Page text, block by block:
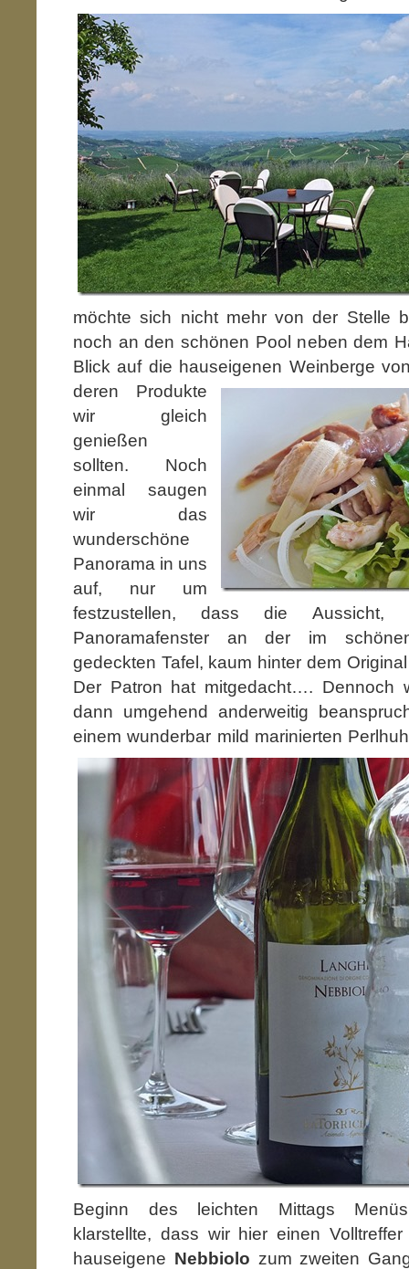
möchte sich nicht mehr von der Stelle
noch an den schönen Pool neben dem
Blick auf die hauseigenen Weinberge
deren Produkte
wir gleich
genießen
sollten. Noch
einmal saugen
wir das
wunderschöne
Panorama in uns
auf, nur um
festzustellen, dass die
Panoramafenster an der im
gedeckten Tafel, kaum hinter dem
Der Patron hat mitgedacht…. Dennoch
dann umgehend anderweitig
einem wunderbar mild marinierten
Beginn des leichten Mittags Menüs
klarstellte, dass wir hier einen
hauseigene Nebbiolo zum zweiten